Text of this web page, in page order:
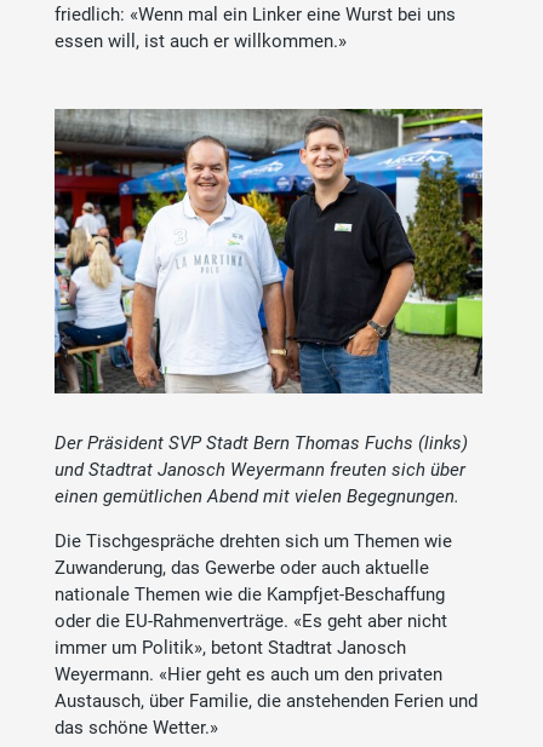
friedlich: «Wenn mal ein Linker eine Wurst bei uns
essen will, ist auch er willkommen.»
Der Präsident SVP Stadt Bern Thomas Fuchs (links)
und Stadtrat Janosch Weyermann freuten sich über
einen gemütlichen Abend mit vielen Begegnungen.
Die Tischgespräche drehten sich um Themen wie
Zuwanderung, das Gewerbe oder auch aktuelle
nationale Themen wie die Kampfjet-Beschaffung
oder die EU-Rahmenverträge. «Es geht aber nicht
immer um Politik», betont Stadtrat Janosch
Weyermann. «Hier geht es auch um den privaten
Austausch, über Familie, die anstehenden Ferien und
das schöne Wetter.»